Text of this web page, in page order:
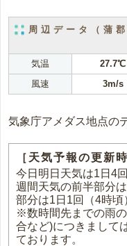
周辺データ（蒲郡
気温 27.7℃
風速
3m/s
気象庁アメダス地点の
［天気予報の更新
今日明日天気は1日4
週間天気の前半部分
部分は1日1回（4時頃
※数時間先までの雨
合など)につきまして
ております。